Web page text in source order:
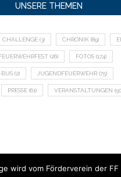
UNSERE THEMEN
CHALLENGE (3) CHRONIK (89)
(26) FOTOS (174)
BUS (2) JUGENDFEUERWEHR (75)
PRESSE (61) VERANSTALTUNGEN
wird vom Förderverein der